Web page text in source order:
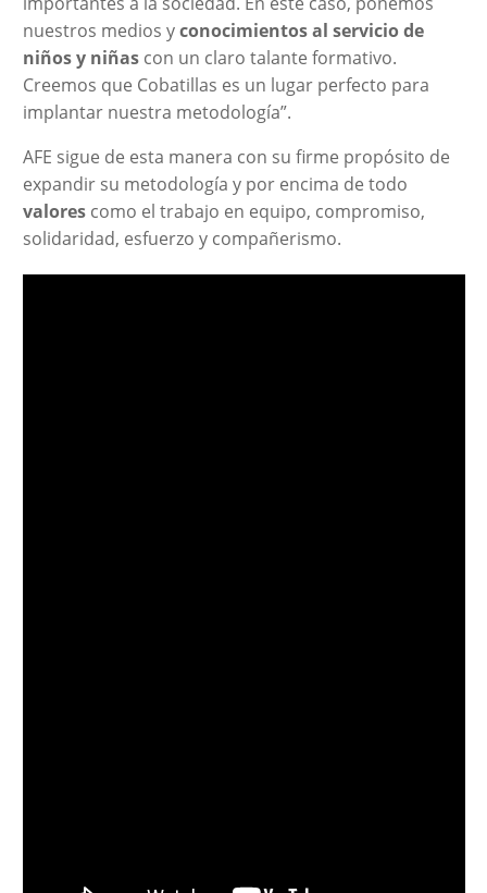
nuestros medios yconocimientos al servicio de
niños y niñascon un claro talante formativo.
Creemos que Cobatillas es un lugar perfecto para
implantar nuestra metodología”.
AFE sigue de esta manera con su firme propósito de
expandir su metodología y por encima de todo
valorescomo el trabajo en equipo, compromiso,
solidaridad, esfuerzo y compañerismo.